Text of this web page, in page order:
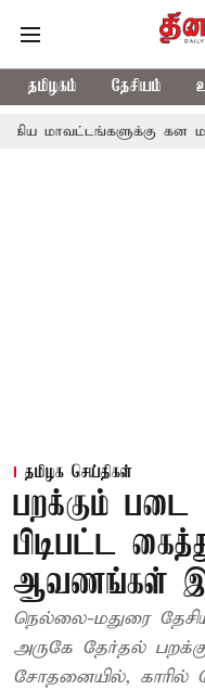
தமிழகம் தேசியம்
கன மழை
தமிழக செய்திகள்
பறக்கும்
பிடிபட்ட
ஆவணங்கள்
நெல்லை-மதுரை
அருகே தேர்தல்
சோதனையில்,